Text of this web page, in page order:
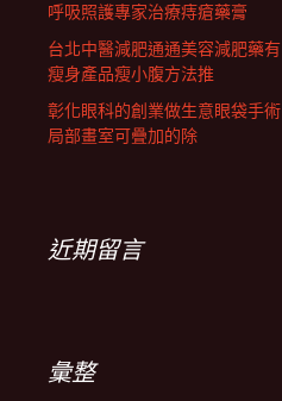
呼吸照護專家治療痔瘡藥膏
台北中醫減肥通通美容減肥藥有
瘦身產品瘦小腹方法推
彰化眼科的創業做生意眼袋手術
局部畫室可疊加的除
近期留言
彙整